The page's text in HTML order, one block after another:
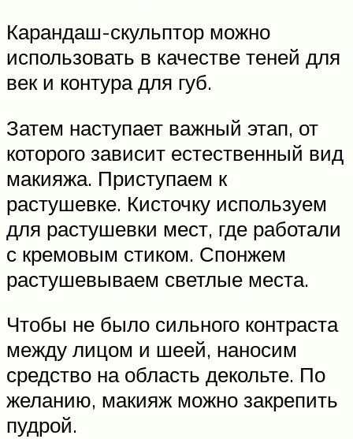
Карандаш-скульптор можно
использовать в качестве теней для
век и контура для губ.
Затем наступает важный этап, от
которого зависит естественный вид
макияжа. Приступаем к
растушевке. Кисточку используем
для растушевки мест, где работали
с кремовым стиком. Спонжем
растушевываем светлые места.
Чтобы не было сильного контраста
между лицом и шеей, наносим
средство на область декольте. По
желанию, макияж можно закрепить
пудрой.